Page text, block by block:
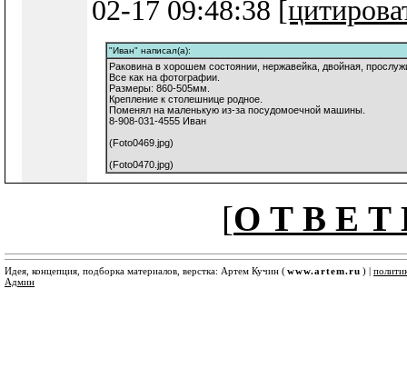
02-17 09:48:38
"Иван" написал(а):
Раковина в хорошем состоянии, нержавейка, двойная,
Все как на фотографии.
Размеры: 860-505мм.
Крепление к столешнице родное.
Поменял на маленькую из-за посудомоечной машины.
8-908-031-4555 Иван
(Foto0469.jpg)
(Foto0470.jpg)
[О Т В Е Т
Идея, концепция, подборка материалов, верстка: Артем Кучин (www.artem.ru ) |
Админ